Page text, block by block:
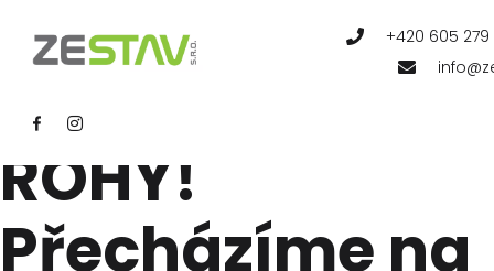
+420 605 279
KONEC S ALU
ROHY!
Přecházíme na